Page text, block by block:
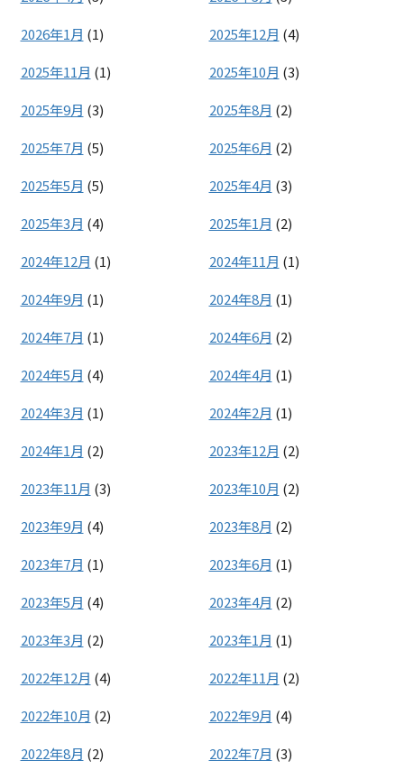
2026年1月 (1) 2025年12月 (4)
2025年11月 (1) 2025年10月 (3)
2025年9月 (3) 2025年8月 (2)
2025年7月 (5) 2025年6月 (2)
2025年5月 (5) 2025年4月 (3)
2025年3月 (4) 2025年1月 (2)
2024年12月 (1) 2024年11月 (1)
2024年9月 (1) 2024年8月 (1)
2024年7月 (1) 2024年6月 (2)
2024年5月 (4) 2024年4月 (1)
2024年3月 (1) 2024年2月 (1)
2024年1月 (2) 2023年12月 (2)
2023年11月 (3) 2023年10月 (2)
2023年9月 (4) 2023年8月 (2)
2023年7月 (1) 2023年6月 (1)
2023年5月 (4) 2023年4月 (2)
2023年3月 (2) 2023年1月 (1)
2022年12月 (4) 2022年11月 (2)
2022年10月 (2) 2022年9月 (4)
2022年8月 (2) 2022年7月 (3)